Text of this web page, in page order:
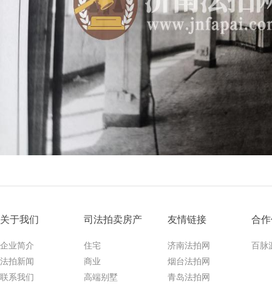
关于我们
企业简介
法拍新闻
联系我们
司法拍卖房产
住宅
商业
高端别墅
友情链接
济南法拍网
烟台法拍网
青岛法拍网
合
百脉